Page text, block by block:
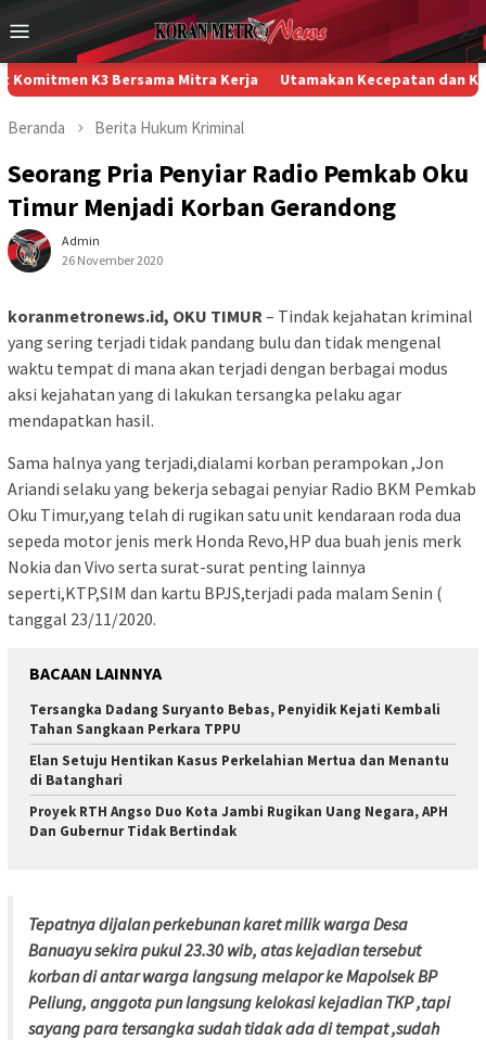
ke
konten
Menu
Mobile
K3 Bersama Mitra Kerja Utamakan Kecepatan dan Kerja
Beranda Berita Hukum Kriminal
Seorang Pria Penyiar Radio Pemkab Oku
Timur Menjadi Korban Gerandong
Admin
26 November 2020
koranmetronews.id, OKU TIMUR– Tindak kejahatan kriminal
yang sering terjadi tidak pandang bulu dan tidak mengenal
waktu tempat di mana akan terjadi dengan berbagai modus
aksi kejahatan yang di lakukan tersangka pelaku agar
mendapatkan hasil.
Sama halnya yang terjadi,dialami korban perampokan ,Jon
Ariandi selaku yang bekerja sebagai penyiar Radio BKM Pemkab
Oku Timur,yang telah di rugikan satu unit kendaraan roda dua
sepeda motor jenis merk Honda Revo,HP dua buah jenis merk
Nokia dan Vivo serta surat-surat penting lainnya
seperti,KTP,SIM dan kartu BPJS,terjadi pada malam Senin (
tanggal 23/11/2020.
BACAAN LAINNYA
Tersangka Dadang Suryanto Bebas, Penyidik Kejati Kembali
Tahan Sangkaan Perkara TPPU
Elan Setuju Hentikan Kasus Perkelahian Mertua dan Menantu
di Batanghari
Proyek RTH Angso Duo Kota Jambi Rugikan Uang Negara, APH
Dan Gubernur Tidak Bertindak
Tepatnya dijalan perkebunan karet milik warga Desa
Banuayu sekira pukul 23.30 wib, atas kejadian tersebut
korban di antar warga langsung melapor ke Mapolsek BP
Peliung, anggota pun langsung kelokasi kejadian TKP ,tapi
sayang para tersangka sudah tidak ada di tempat ,sudah